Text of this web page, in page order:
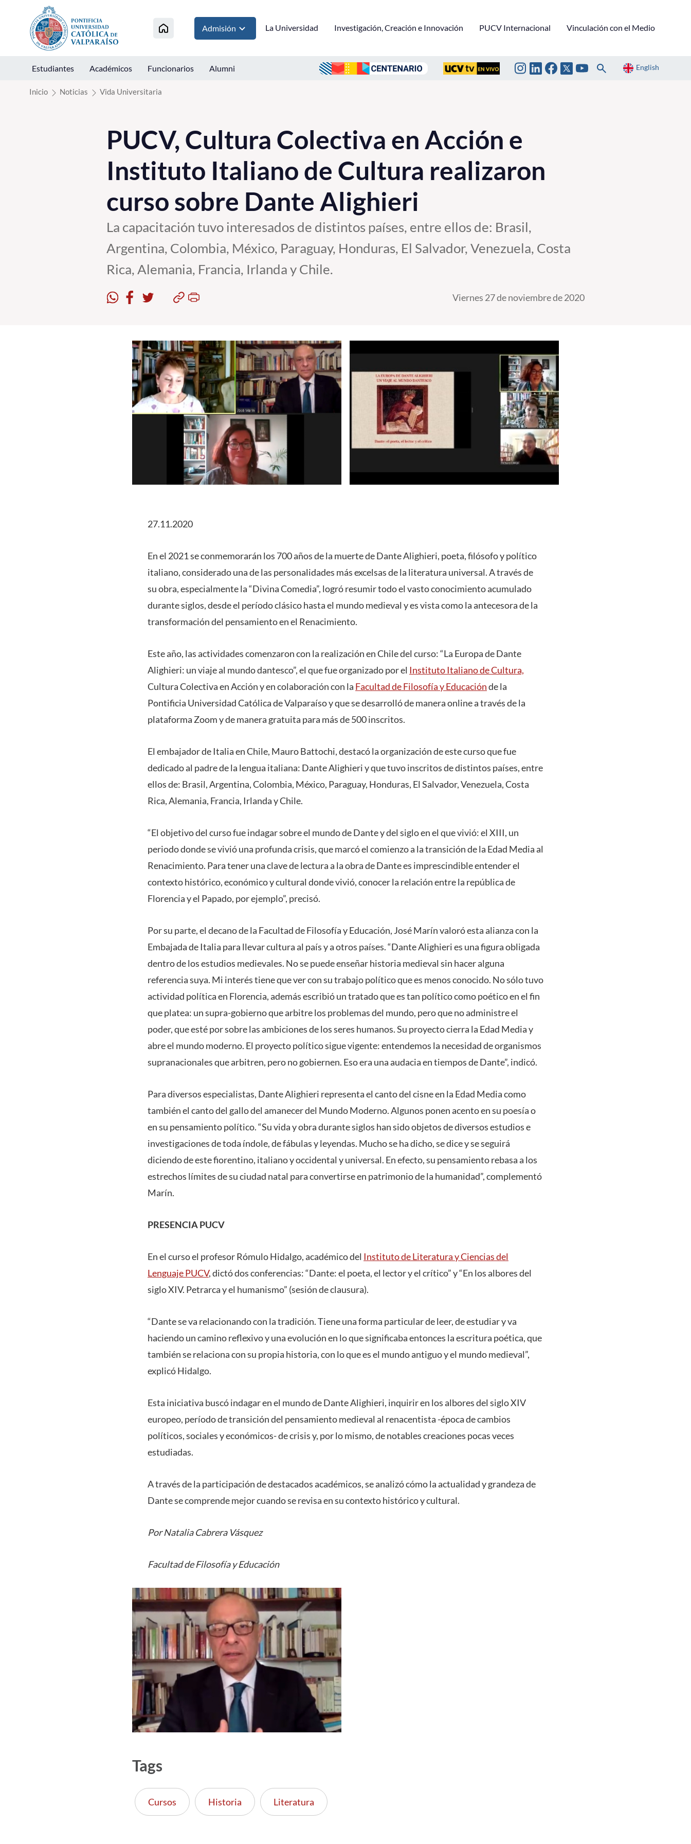
Click acá para ir directamente al contenido
Admisión La Universidad Investigación, Creación e Innovación PUCV Internacional Vinculación con el Medio
Estudiantes Académicos Funcionarios Alumni English
Inicio Noticias Vida Universitaria
PUCV, Cultura Colectiva en Acción e
Instituto Italiano de Cultura realizaron
curso sobre Dante Alighieri
La capacitación tuvo interesados de distintos países, entre ellos de: Brasil,
Argentina, Colombia, México, Paraguay, Honduras, El Salvador, Venezuela, Costa
Rica, Alemania, Francia, Irlanda y Chile.
Viernes 27 de noviembre de 2020
27.11.2020
En el 2021 se conmemorarán los 700 años de la muerte de Dante Alighieri, poeta, filósofo y político
italiano, considerado una de las personalidades más excelsas de la literatura universal. A través de
su obra, especialmente la “Divina Comedia”, logró resumir todo el vasto conocimiento acumulado
durante siglos, desde el período clásico hasta el mundo medieval y es vista como la antecesora de la
transformación del pensamiento en el Renacimiento.
Este año, las actividades comenzaron con la realización en Chile del curso: “La Europa de Dante
Alighieri: un viaje al mundo dantesco”, el que fue organizado por el Instituto Italiano de Cultura,
Cultura Colectiva en Acción y en colaboración con la Facultad de Filosofía y Educaciónde la
Pontificia Universidad Católica de Valparaíso y que se desarrolló de manera online a través de la
plataforma Zoom y de manera gratuita para más de 500 inscritos.
El embajador de Italia en Chile, Mauro Battochi, destacó la organización de este curso que fue
dedicado al padre de la lengua italiana: Dante Alighieri y que tuvo inscritos de distintos países, entre
ellos de: Brasil, Argentina, Colombia, México, Paraguay, Honduras, El Salvador, Venezuela, Costa
Rica, Alemania, Francia, Irlanda y Chile.
“El objetivo del curso fue indagar sobre el mundo de Dante y del siglo en el que vivió: el XIII, un
periodo donde se vivió una profunda crisis, que marcó el comienzo a la transición de la Edad Media al
Renacimiento. Para tener una clave de lectura a la obra de Dante es imprescindible entender el
contexto histórico, económico y cultural donde vivió, conocer la relación entre la república de
Florencia y el Papado, por ejemplo”, precisó.
Por su parte, el decano de la Facultad de Filosofía y Educación, José Marín valoró esta alianza con la
Embajada de Italia para llevar cultura al país y a otros países. “Dante Alighieri es una figura obligada
dentro de los estudios medievales. No se puede enseñar historia medieval sin hacer alguna
referencia suya. Mi interés tiene que ver con su trabajo político que es menos conocido. No sólo tuvo
actividad política en Florencia, además escribió un tratado que es tan político como poético en el fin
que platea: un supra-gobierno que arbitre los problemas del mundo, pero que no administre el
poder, que esté por sobre las ambiciones de los seres humanos. Su proyecto cierra la Edad Media y
abre el mundo moderno. El proyecto político sigue vigente: entendemos la necesidad de organismos
supranacionales que arbitren, pero no gobiernen. Eso era una audacia en tiempos de Dante”, indicó.
Para diversos especialistas, Dante Alighieri representa el canto del cisne en la Edad Media como
también el canto del gallo del amanecer del Mundo Moderno. Algunos ponen acento en su poesía o
en su pensamiento político. “Su vida y obra durante siglos han sido objetos de diversos estudios e
investigaciones de toda índole, de fábulas y leyendas. Mucho se ha dicho, se dice y se seguirá
diciendo de este fiorentino, italiano y occidental y universal. En efecto, su pensamiento rebasa a los
estrechos límites de su ciudad natal para convertirse en patrimonio de la humanidad”, complementó
Marín.
PRESENCIA PUCV
En el curso el profesor Rómulo Hidalgo, académico del Instituto de Literatura y Ciencias del
Lenguaje PUCV, dictó dos conferencias: “Dante: el poeta, el lector y el crítico” y “En los albores del
siglo XIV. Petrarca y el humanismo” (sesión de clausura).
“Dante se va relacionando con la tradición. Tiene una forma particular de leer, de estudiar y va
haciendo un camino reflexivo y una evolución en lo que significaba entonces la escritura poética, que
también se relaciona con su propia historia, con lo que es el mundo antiguo y el mundo medieval”,
explicó Hidalgo.
Esta iniciativa buscó indagar en el mundo de Dante Alighieri, inquirir en los albores del siglo XIV
europeo, período de transición del pensamiento medieval al renacentista -época de cambios
políticos, sociales y económicos- de crisis y, por lo mismo, de notables creaciones pocas veces
estudiadas.
A través de la participación de destacados académicos, se analizó cómo la actualidad y grandeza de
Dante se comprende mejor cuando se revisa en su contexto histórico y cultural.
Por Natalia Cabrera Vásquez
Facultad de Filosofía y Educación
Tags
Cursos Historia Literatura